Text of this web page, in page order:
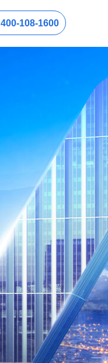
400-108-1600